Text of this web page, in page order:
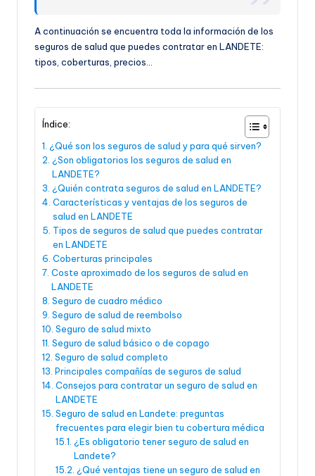
A continuación se encuentra toda la información de los
seguros de salud que puedes contratar en LANDETE:
tipos, coberturas, precios…
Índice:
¿Qué son los seguros de salud y para qué sirven?
¿Son obligatorios los seguros de salud en
LANDETE?
¿Quién contrata seguros de salud en LANDETE?
Características y ventajas de los seguros de
salud en LANDETE
Tipos de seguros de salud que puedes contratar
en LANDETE
Coberturas principales
Coste aproximado de los seguros de salud en
LANDETE
Seguro de cuadro médico
Seguro de salud de reembolso
Seguro de salud mixto
Seguro de salud básico o de copago
Seguro de salud completo
Principales compañías de seguros de salud
Consejos para contratar un seguro de salud en
LANDETE
Seguro de salud en Landete: preguntas
frecuentes para elegir bien tu cobertura médica
¿Es obligatorio tener seguro de salud en
Landete?
¿Qué ventajas tiene un seguro de salud en